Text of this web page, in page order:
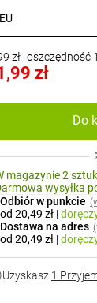
zł oszczędność
zł
Do
magazynie 2
wysyłka
Odbiór w punkcie
od 20,49 zł |
Dostawa na adres
od 20,49 zł |
Uzyskasz 1